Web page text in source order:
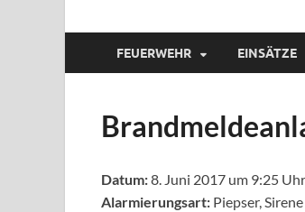
FEUERWEHR EINSÄTZE
Datum:8. Juni 2017 um 9:25 Uhr
Alarmierungsart: Piepser, Sirene